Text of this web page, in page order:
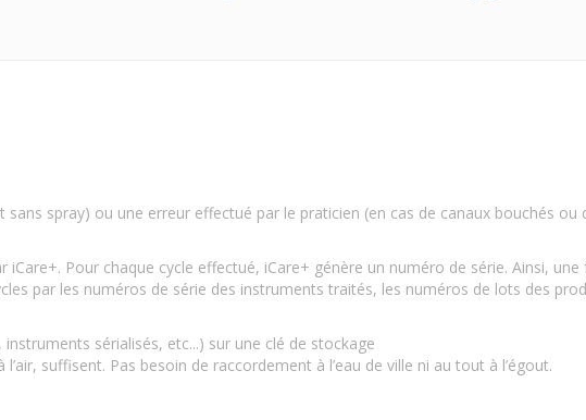
spray) ou une erreur effectué par le praticien (en cas de canaux bouchés ou
Pour chaque cycle effectué, iCare+ génère un numéro de série. Ainsi,
par les numéros de série des instruments traités, les numéros de lots des
sérialisés, etc...) sur une clé de stockage
suffisent. Pas besoin de raccordement à l’eau de ville ni au tout à l’égout.